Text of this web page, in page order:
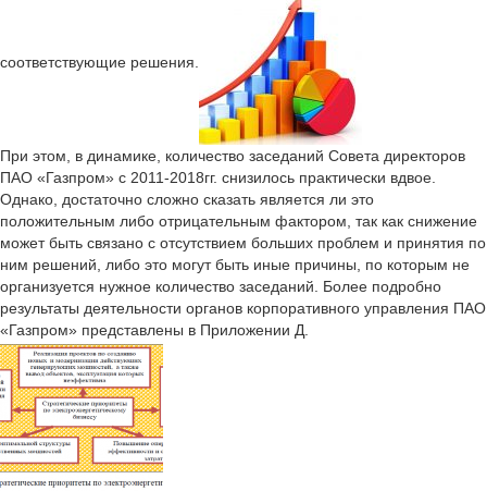
соответствующие решения.
При этом, в динамике, количество заседаний Совета директоров
ПАО «Газпром» с 2011-2018гг. снизилось практически вдвое.
Однако, достаточно сложно сказать является ли это
положительным либо отрицательным фактором, так как снижение
может быть связано с отсутствием больших проблем и принятия по
ним решений, либо это могут быть иные причины, по которым не
организуется нужное количество заседаний. Более подробно
результаты деятельности органов корпоративного управления ПАО
«Газпром» представлены в Приложении Д.